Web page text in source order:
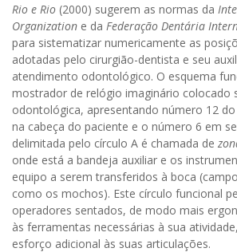
Rio e Rio (2000) sugerem as normas da
Organization e da Federação Dentária
para sistematizar numericamente as
adotadas pelo cirurgião-dentista e seu
atendimento odontológico. O esquema
mostrador de relógio imaginário colocado
odontológica, apresentando número 12
na cabeça do paciente e o número 6 em
delimitada pelo círculo A é chamada de
onde está a bandeja auxiliar e os
equipo a serem transferidos à boca
como os mochos). Este círculo funcional
operadores sentados, de modo mais
às ferramentas necessárias à sua
esforço adicional às suas articulações.